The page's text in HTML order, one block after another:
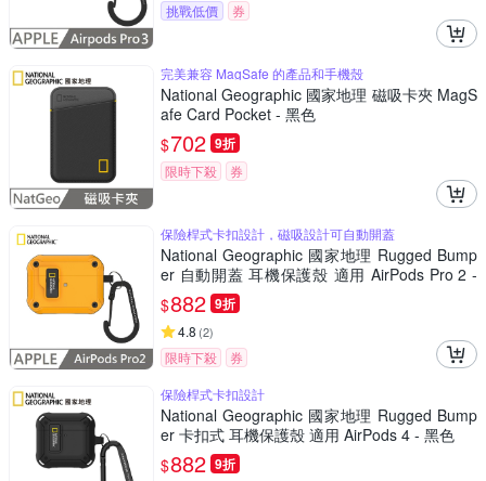
挑戰低價 券
完美兼容 MagSafe 的產品和手機殼
National Geographic 國家地理 磁吸卡夾 MagS
afe Card Pocket - 黑色
$702 9折
限時下殺 券
保險桿式卡扣設計，磁吸設計可自動開蓋
National Geographic 國家地理 Rugged Bump
er 自動開蓋 耳機保護殼 適用 AirPods Pro 2 -
黃色
$882 9折
4.8 (2)
限時下殺
券
保險桿式卡扣設計
National Geographic 國家地理 Rugged Bump
er 卡扣式 耳機保護殼 適用 AirPods 4 - 黑色
$882 9折